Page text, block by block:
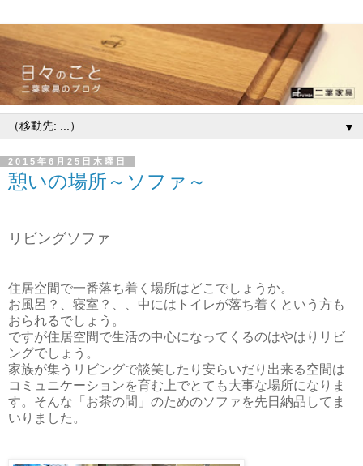
▼
2015年6月25日木曜日
憩いの場所～ソファ～
リビングソファ
住居空間で一番落ち着く場所はどこでしょうか。
お風呂？、寝室？、、中にはトイレが落ち着くという方も
おられるでしょう。
ですが住居空間で生活の中心になってくるのはやはりリビ
ングでしょう。
家族が集うリビングで談笑したり安らいだり出来る空間は
コミュニケーションを育む上でとても大事な場所になりま
す。そんな「お茶の間」のためのソファを先日納品してま
いりました。